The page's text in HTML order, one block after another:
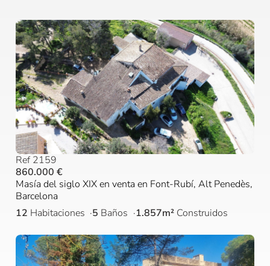
Ref 2159
860.000 €
Masía del siglo XIX en venta en Font-Rubí, Alt Penedès,
Barcelona
12 Habitaciones 5 Baños 1.857m² Construidos